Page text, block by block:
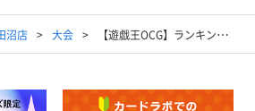
沼店 大会 【遊戯王OCG】ランキングデュエル(マッチ戦）